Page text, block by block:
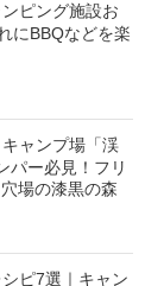
ピング施設お
にBBQなどを楽
キャンプ場「渓
パー必見！フリ
場の漆黒の森
ピ7選｜キャン